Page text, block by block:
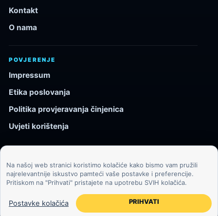
Kontakt
O nama
POVJERENJE
Impressum
Etika poslovanja
Politika provjeravanja činjenica
Uvjeti korištenja
© 2026 Kozmos.hr. Sva prava pridržana.
Svemir, znanost, tehnologija i velike ideje za znatiželjne
čitatelje.
Na našoj web stranici koristimo kolačiće kako bismo vam pružili
najrelevantnije iskustvo pamteći vaše postavke i preferencije.
Pritiskom na "Prihvati" pristajete na upotrebu SVIH kolačića.
Postavke kolačića PRIHVATI